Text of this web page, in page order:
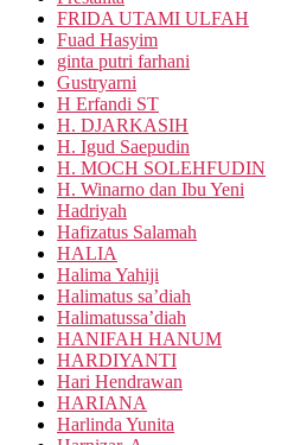
FRIDA UTAMI ULFAH
Fuad Hasyim
ginta putri farhani
Gustryarni
H Erfandi ST
H. DJARKASIH
H. Igud Saepudin
H. MOCH SOLEHFUDIN
H. Winarno dan Ibu Yeni
Hadriyah
Hafizatus Salamah
HALIA
Halima Yahiji
Halimatus sa’diah
Halimatussa’diah
HANIFAH HANUM
HARDIYANTI
Hari Hendrawan
HARIANA
Harlinda Yunita